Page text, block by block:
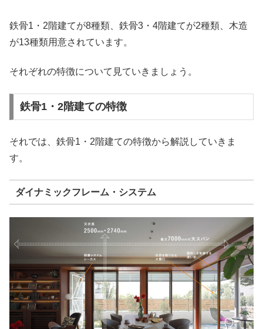
鉄骨1・2階建てが8種類、鉄骨3・4階建てが2種類、木造
が13種類用意されています。
それぞれの特徴について見ていきましょう。
鉄骨1・2階建ての特徴
それでは、鉄骨1・2階建ての特徴から解説していきま
す。
ダイナミックフレーム・システム